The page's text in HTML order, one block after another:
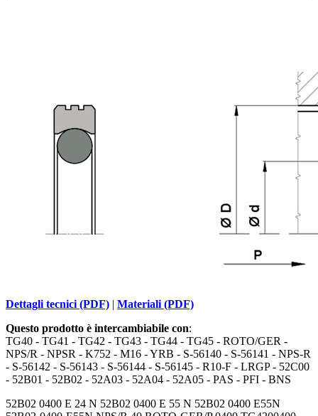
Dettagli tecnici (PDF) | Materiali (PDF)
Questo prodotto è intercambiabile con:
TG40 - TG41 - TG42 - TG43 - TG44 - TG45 - ROTO/GER -
NPS/R - NPSR - K752 - M16 - YRB - S-56140 - S-56141 - NPS-R
- S-56142 - S-56143 - S-56144 - S-56145 - R10-F - LRGP - 52C00
- 52B01 - 52B02 - 52A03 - 52A04 - 52A05 - PAS - PFI - BNS
52B02 0400 E 24 N 52B02 0400 E 55 N 52B02 0400 E55N